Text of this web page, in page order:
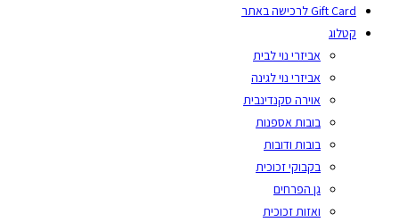
Gift Card לרכישה באתר
קטלוג
אביזרי נוי לבית
אביזרי נוי לגינה
אוירה סקנדינבית
בובות אספנות
בובות ודובות
בקבוקי זכוכית
גן הפרחים
ואזות זכוכית